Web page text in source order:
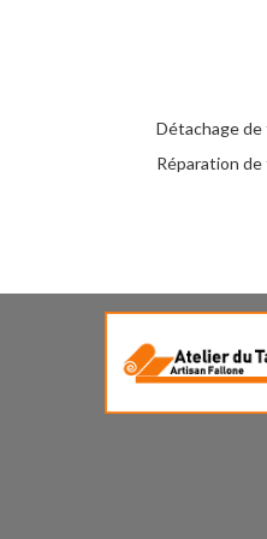
Détachage
Réparation